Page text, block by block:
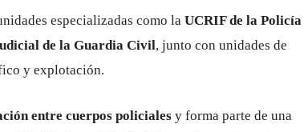
especializadas como la UCRIF de la Policía
de la Guardia Civil, junto con unidades de
y explotación.
entre cuerpos policiales y forma parte de una